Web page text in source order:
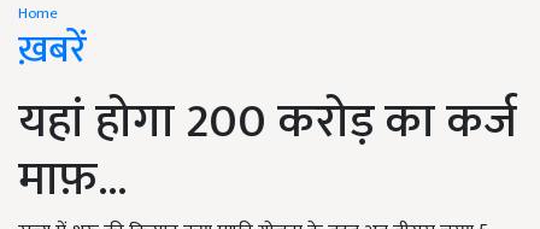
Home
ख़बरें
यहां होगा 200 करोड़ का कर्ज
माफ़...